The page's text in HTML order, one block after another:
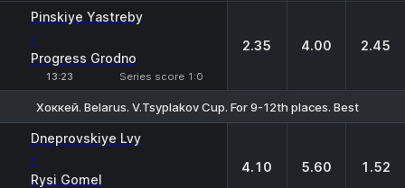
Pinskiye Yastreby
-
Progress Grodno
13:23 Series score 1:0
2.35 4.00 2.45
Хоккей. Belarus. V.Tsyplakov Cup. For 9-12th places. Best of 3
Dneprovskiye Lvy
-
Rysi Gomel
4.10 5.60 1.52